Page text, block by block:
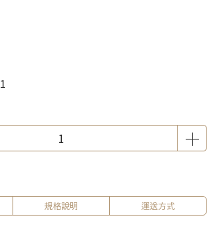
規格說明 運送方式